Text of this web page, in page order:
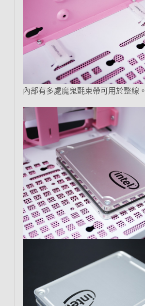
內部有多處魔鬼氈束帶可用於整線。